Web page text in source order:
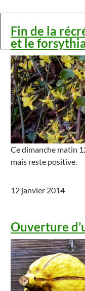
Fin de la
et le
Ce dimanche matin
mais reste positive.
12 janvier 2014
Ouverture